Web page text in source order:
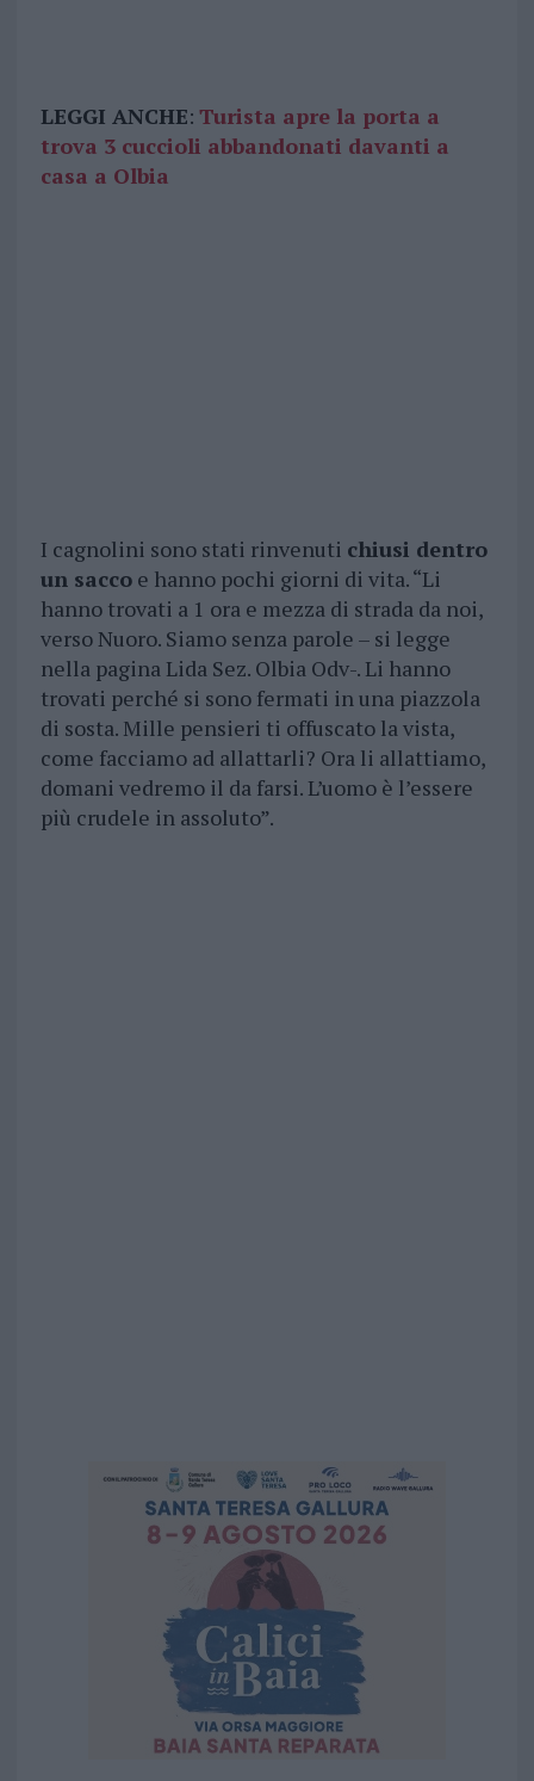
LEGGI ANCHE: Turista apre la porta a
trova 3 cuccioli abbandonati davanti a
casa a Olbia
I cagnolini sono stati rinvenuti chiusi dentro
un saccoe hanno pochi giorni di vita. “Li
hanno trovati a 1 ora e mezza di strada da noi,
verso Nuoro. Siamo senza parole – si legge
nella pagina Lida Sez. Olbia Odv-. Li hanno
trovati perché si sono fermati in una piazzola
di sosta. Mille pensieri ti offuscato la vista,
come facciamo ad allattarli? Ora li allattiamo,
domani vedremo il da farsi. L’uomo è l’essere
più crudele in assoluto”.